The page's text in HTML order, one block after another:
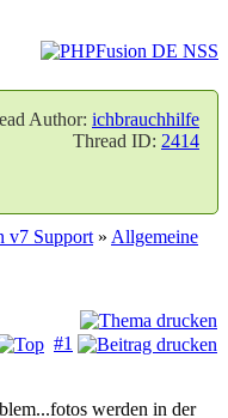
Author: ichbrauchhilfe
Thread ID: 2414
v7 Support » Allgemeine
#1
werden in der